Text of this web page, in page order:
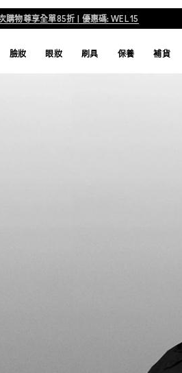
購物尊享全單85折 | 優惠碼: WEL15
臉妝 眼妝 刷具 保養 補貨
彩妝師